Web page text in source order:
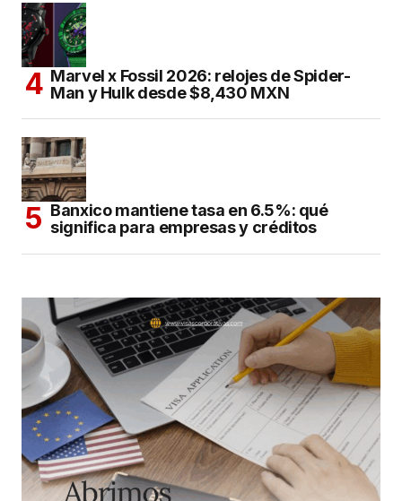
Marvel x Fossil 2026: relojes de Spider-
Man y Hulk desde $8,430 MXN
Banxico mantiene tasa en 6.5%: qué
significa para empresas y créditos